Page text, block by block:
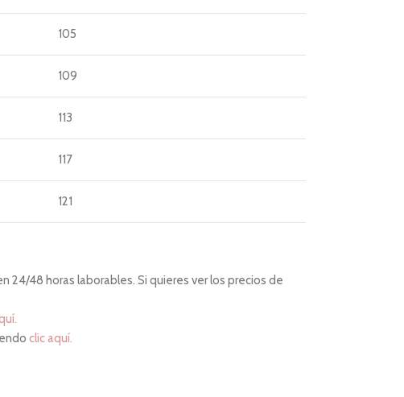
105
109
113
117
121
24/48 horas laborables. Si quieres ver los precios de
clic aquí.